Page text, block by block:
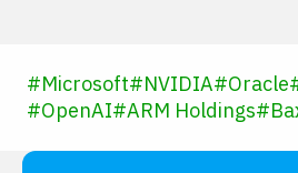
#Microsoft#NVIDIA#Oracle
#OpenAI#ARM Holdings#